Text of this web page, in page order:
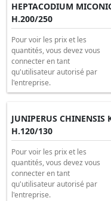
HEPTACODIUM
H.200/250
Pour voir les prix et les
quantités, vous devez vous
connecter en tant
qu'utilisateur autorisé par
l'entreprise.
JUNIPERUS
H.120/130
Pour voir les prix et les
quantités, vous devez vous
connecter en tant
qu'utilisateur autorisé par
l'entreprise.